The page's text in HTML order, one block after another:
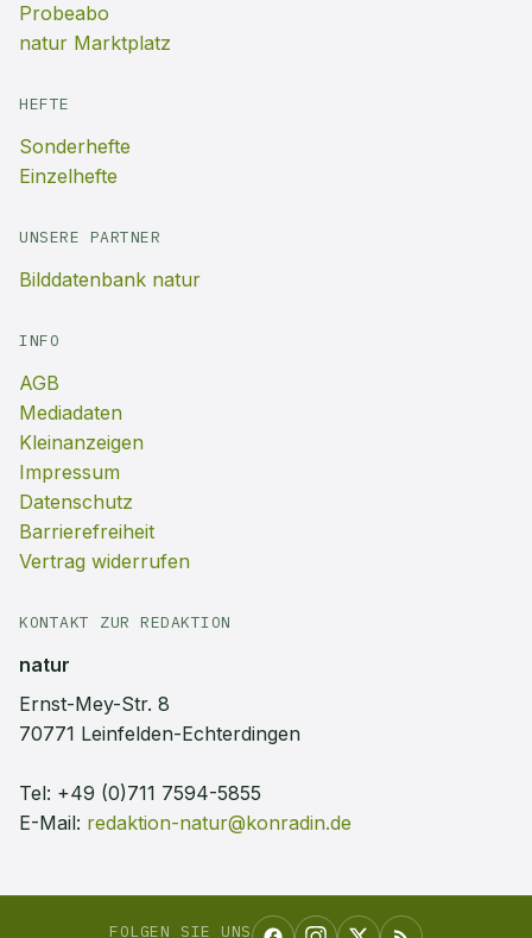
Probeabo
natur Marktplatz
HEFTE
Sonderhefte
Einzelhefte
UNSERE PARTNER
Bilddatenbank natur
INFO
AGB
Mediadaten
Kleinanzeigen
Impressum
Datenschutz
Barrierefreiheit
Vertrag widerrufen
KONTAKT ZUR REDAKTION
natur
Ernst-Mey-Str. 8
70771 Leinfelden-Echterdingen
Tel: +49 (0)711 7594-5855
E-Mail: redaktion-natur@konradin.de
FOLGEN SIE UNS